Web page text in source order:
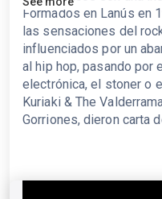
Formados en Lanús en
las sensaciones del
influenciados por un
al hip hop, pasando por
electrónica, el stoner o
Kuriaki & The
Gorriones, dieron carta